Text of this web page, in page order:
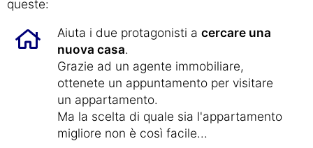
queste:
Aiuta i due protagonisti a cercare una
nuova casa.
Grazie ad un agente immobiliare,
ottenete un appuntamento per visitare
un appartamento.
Ma la scelta di quale sia l'appartamento
migliore non è così facile...